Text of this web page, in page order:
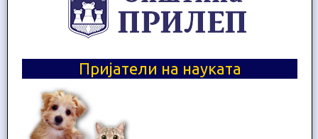
Пријатели на науката